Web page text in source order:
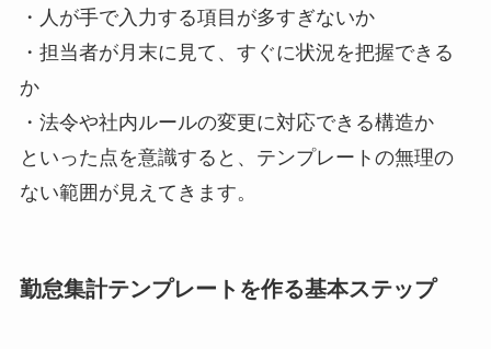
・人が手で入力する項目が多すぎないか
・担当者が月末に見て、すぐに状況を把握できる
か
・法令や社内ルールの変更に対応できる構造か
といった点を意識すると、テンプレートの無理の
ない範囲が見えてきます。
勤怠集計テンプレートを作る基本ステップ